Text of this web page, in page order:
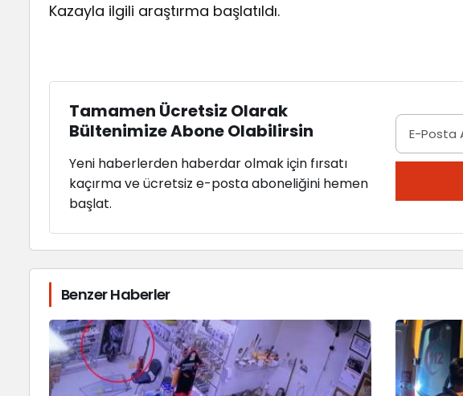
Kazayla ilgili araştırma başlatıldı.
Tamamen Ücretsiz Olarak
Bültenimize Abone Olabilirsin
Yeni haberlerden haberdar olmak için fırsatı
kaçırma ve ücretsiz e-posta aboneliğini hemen
başlat.
Benzer Haberler